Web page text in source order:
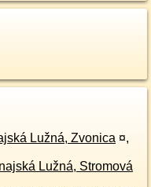
Lužná, Zvonica ¤,
Lužná, Stromová